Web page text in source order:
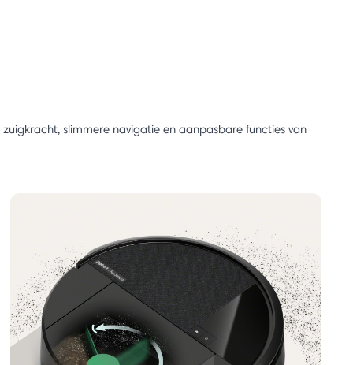
slimmere navigatie en aanpasbare functies van